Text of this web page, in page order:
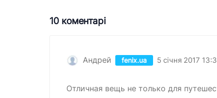
10 коментарі
Андрей fenix.ua 5 січня 2017
Отличная вещь не только для